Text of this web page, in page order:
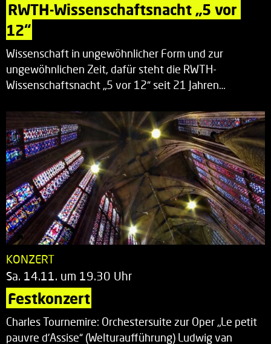
RWTH-Wissenschaftsnacht „5 vor
12“
Wissenschaft in ungewöhnlicher Form und zur
ungewöhnlichen Zeit, dafür steht die RWTH-
Wissenschaftsnacht „5 vor 12“ seit 21 Jahren…
KONZERT
Sa. 14.11. um 19.30 Uhr
Festkonzert
Charles Tournemire: Orchestersuite zur Oper „Le petit
pauvre d’Assise“ (Welturaufführung) Ludwig van